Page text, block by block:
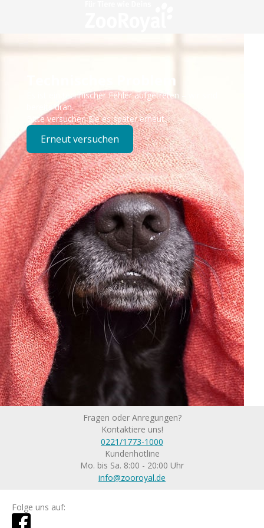
Technisches Problem
Es ist ein technischer Fehler aufgetreten – wir sind
bereits dran.
Bitte versuchen Sie es später erneut.
Erneut versuchen
Fragen oder Anregungen?
Kontaktiere uns!
0221/1773-1000
Kundenhotline
Mo. bis Sa. 8:00 - 20:00 Uhr
info@zooroyal.de
Folge uns auf: